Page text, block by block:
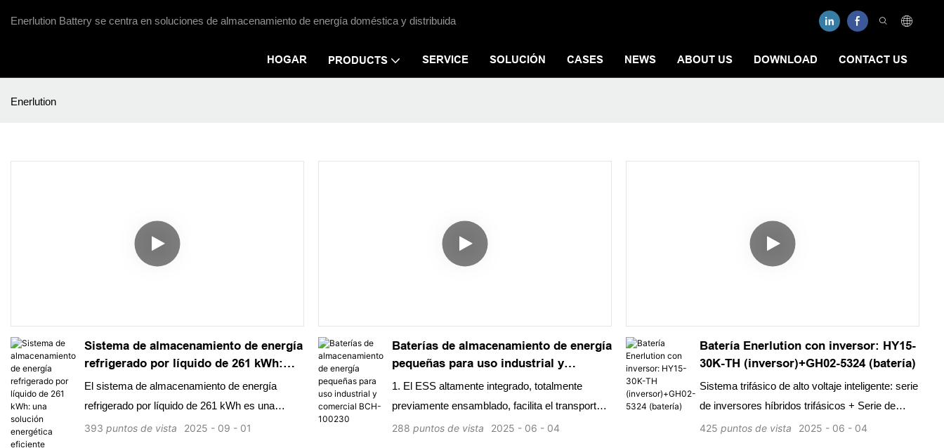
Enerlution Battery se centra en soluciones de almacenamiento de energía doméstica y distribuida
HOGAR PRODUCTS SERVICE SOLUCIÓN CASES NEWS ABOUT US DOWNLOAD CONTACT US
Enerlution
Sistema de almacenamiento de energía
refrigerado por líquido de 261 kWh:
una solución energética eficiente
El sistema de almacenamiento de energía
refrigerado por líquido de 261 kWh es una
solución energética eficiente con un diseño
2025 09 01
393 puntos de vista
Baterías de almacenamiento de energía
pequeñas para uso industrial y
comercial BCH-100230
1. El ESS altamente integrado, totalmente
previamente ensamblado, facilita el transporte,
la instalación en el sitio y el mantenimiento
2025 06 04
288 puntos de vista
Batería Enerlution con inversor: HY15-
30K-TH (inversor)+GH02-5324 (batería)
Sistema trifásico de alto voltaje inteligente: serie
de inversores híbridos trifásicos + Serie de
baterías de alto voltaje de alto voltaje
2025 06 04
425 puntos de vista